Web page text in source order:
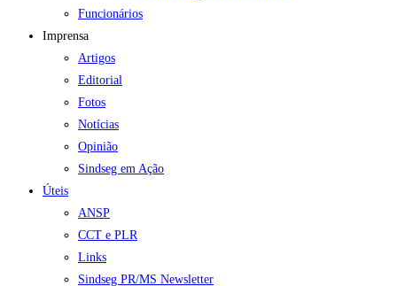
Funcionários
Imprensa
Artigos
Editorial
Fotos
Notícias
Opinião
Sindseg em Ação
Úteis
ANSP
CCT e PLR
Links
Sindseg PR/MS Newsletter